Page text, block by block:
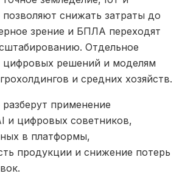
снижать затраты до
зрение и БПЛА переходят
Отдельное
решений и моделям
и средних хозяйств.
применение
и цифровых советников,
в платформы,
продукции и снижение потерь